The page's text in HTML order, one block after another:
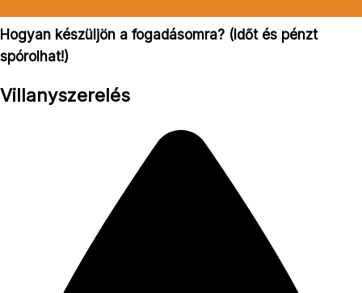
Hogyan készüljön a fogadásomra? (Időt és pénzt
spórolhat!)
Villanyszerelés